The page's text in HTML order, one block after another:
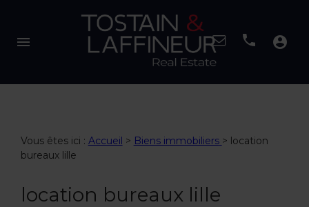
menu account_circle
Vous êtes ici : Accueil > Biens immobiliers > location
bureaux lille
location bureaux lille